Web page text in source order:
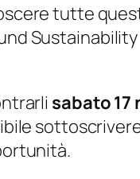
tutte
sabato 17